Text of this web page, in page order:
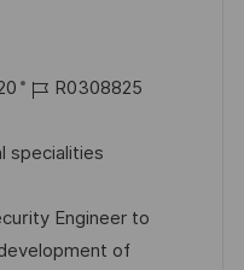
J
b
d
R0308825
specialities
Engineer to
of